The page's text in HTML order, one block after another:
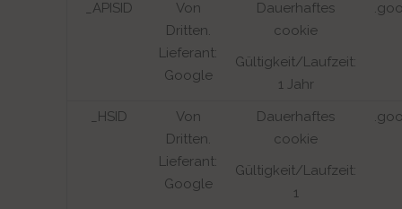
_APISID
Von
Dritten.
Lieferant:
Google
Dauerhaftes
cookie
Gültigkeit/Laufzeit:
1 Jahr
_HSID
Von
Dritten.
Lieferant:
Google
Dauerhaftes
cookie
Gültigkeit/Laufzeit:
1